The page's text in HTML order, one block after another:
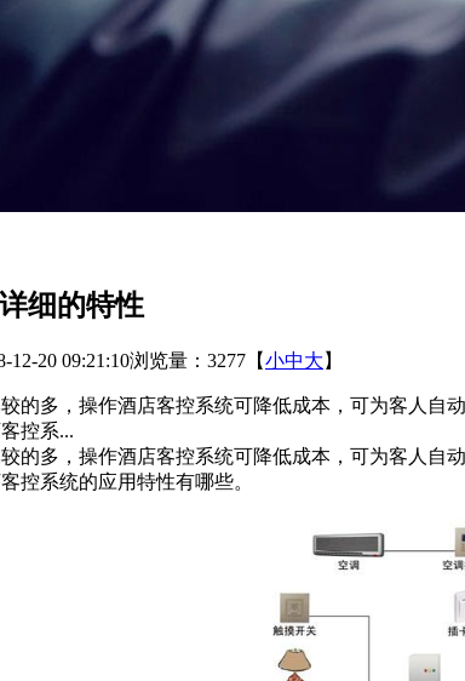
细的特性
12-20 09:21:10浏览量：3277 【小中大 】
多，操作酒店客控系统可降低成本，可为客人自
控系...
的多，操作酒店客控系统可降低成本，可为客人自
控系统的应用特性有哪些。